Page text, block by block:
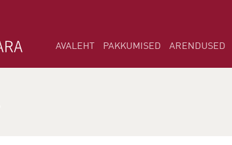
AVALEHT PAKKUMISED ARENDUSED